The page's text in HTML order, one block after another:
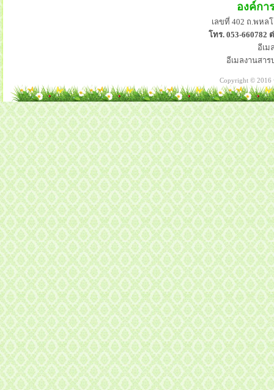
องค์กา
เลขที่ 402 ถ.พหล
โทร. 053-660782
อีเม
อีเมลงานสาร
Copyright © 2016